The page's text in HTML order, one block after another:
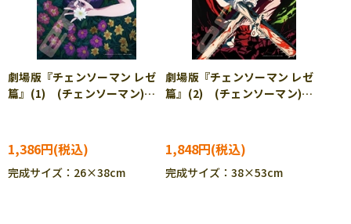
劇場版『チェンソーマン レゼ
篇』(1) (チェンソーマン)
1,386円
完成サイズ：26×38cm
劇場版『チェンソーマン レゼ
篇』(2) (チェンソーマン)
1,848円
完成サイズ：38×53cm